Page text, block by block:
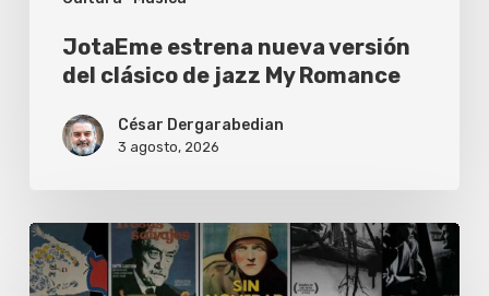
JotaEme estrena nueva versión
del clásico de jazz My Romance
César Dergarabedian
3 agosto, 2026
La
Filmoteca